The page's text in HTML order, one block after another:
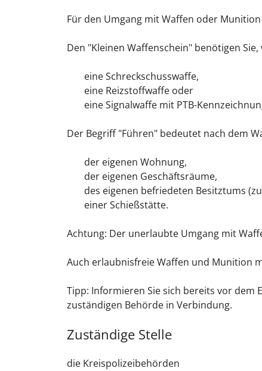
Für den Umgang mit Waffen oder
Den "Kleinen Waffenschein" benötigen
eine Schreckschusswaffe,
eine Reizstoffwaffe oder
eine Signalwaffe mit PTB-
Der Begriff "Führen" bedeutet nach dem
der eigenen Wohnung,
der eigenen Geschäftsräume,
des eigenen befriedeten Besitztums
einer Schießstätte.
Achtung: Der unerlaubte Umgang mit
Auch erlaubnisfreie Waffen und Munition
Tipp: Informieren Sie sich bereits vor dem
zuständigen Behörde in Verbindung.
Zuständige Stelle
die Kreispolizeibehörden